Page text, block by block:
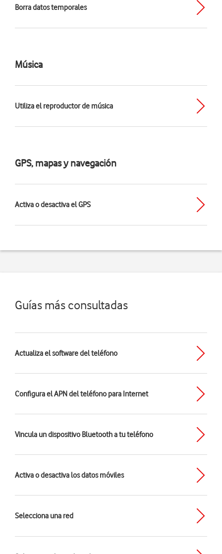
Borra datos temporales
Música
Utiliza el reproductor de música
GPS, mapas y navegación
Activa o desactiva el GPS
Guías más consultadas
Actualiza el software del teléfono
Configura el APN del teléfono para Internet
Vincula un dispositivo Bluetooth a tu teléfono
Activa o desactiva los datos móviles
Selecciona una red